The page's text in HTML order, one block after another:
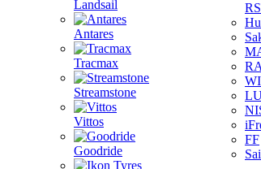
Landsail
Antares
Tracmax
Streamstone
Vittos
Goodride
FF